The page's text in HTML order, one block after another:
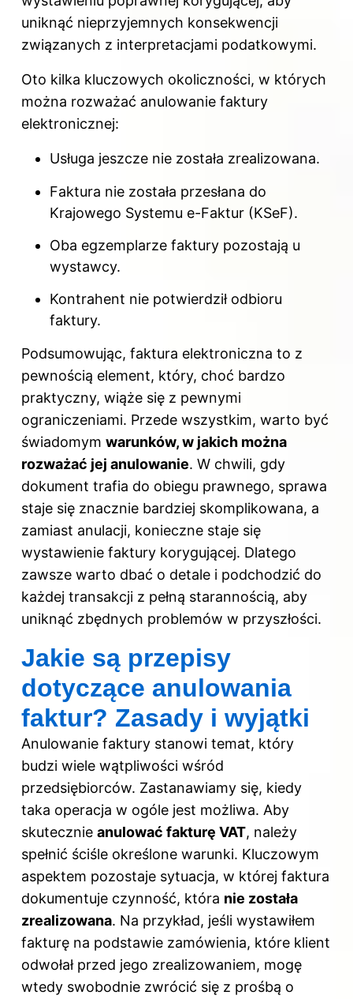
uniknąć nieprzyjemnych konsekwencji
związanych z interpretacjami podatkowymi.
Oto kilka kluczowych okoliczności, w których
można rozważać anulowanie faktury
elektronicznej:
Usługa jeszcze nie została zrealizowana.
Faktura nie została przesłana do
Krajowego Systemu e-Faktur (KSeF).
Oba egzemplarze faktury pozostają u
wystawcy.
Kontrahent nie potwierdził odbioru
faktury.
Podsumowując, faktura elektroniczna to z
pewnością element, który, choć bardzo
praktyczny, wiąże się z pewnymi
ograniczeniami. Przede wszystkim, warto być
świadomym warunków, w jakich można
rozważać jej anulowanie. W chwili, gdy
dokument trafia do obiegu prawnego, sprawa
staje się znacznie bardziej skomplikowana, a
zamiast anulacji, konieczne staje się
wystawienie faktury korygującej. Dlatego
zawsze warto dbać o detale i podchodzić do
każdej transakcji z pełną starannością, aby
uniknąć zbędnych problemów w przyszłości.
Jakie są przepisy
dotyczące anulowania
faktur? Zasady i wyjątki
Anulowanie faktury stanowi temat, który
budzi wiele wątpliwości wśród
przedsiębiorców. Zastanawiamy się, kiedy
taka operacja w ogóle jest możliwa. Aby
skutecznie anulować fakturę VAT, należy
spełnić ściśle określone warunki. Kluczowym
aspektem pozostaje sytuacja, w której faktura
dokumentuje czynność, która nie została
zrealizowana. Na przykład, jeśli wystawiłem
fakturę na podstawie zamówienia, które klient
odwołał przed jego zrealizowaniem, mogę
wtedy swobodnie zwrócić się z prośbą o